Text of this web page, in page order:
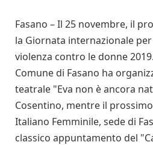
Fasano – Il 25 novembre, il
la Giornata internazionale
violenza contro le donne
Comune di Fasano ha
teatrale "Eva non è ancora
Cosentino, mentre il
Italiano Femminile, sede di
classico appuntamento del